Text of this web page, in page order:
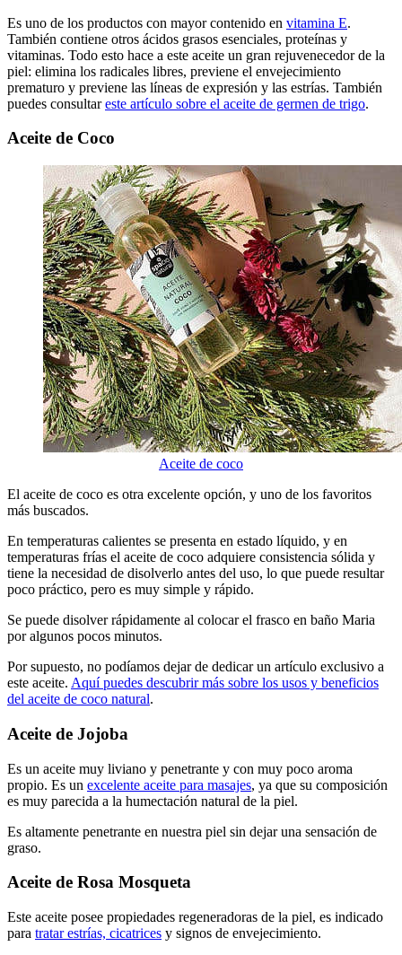
Es uno de los productos con mayor contenido en vitamina E.
También contiene otros ácidos grasos esenciales, proteínas y
vitaminas. Todo esto hace a este aceite un gran rejuvenecedor de la
piel: elimina los radicales libres, previene el envejecimiento
prematuro y previene las líneas de expresión y las estrías. También
puedes consultareste artículo sobre el aceite de germen de trigo.
Aceite de Coco
Aceite de coco
El aceite de coco es otra excelente opción, y uno de los favoritos
más buscados.
En temperaturas calientes se presenta en estado líquido, y en
temperaturas frías el aceite de coco adquiere consistencia sólida y
tiene la necesidad de disolverlo antes del uso, lo que puede resultar
poco práctico, pero es muy simple y rápido.
Se puede disolver rápidamente al colocar el frasco en baño Maria
por algunos pocos minutos.
Por supuesto, no podíamos dejar de dedicar un artículo exclusivo a
este aceite. Aquí puedes descubrir más sobre los usos y beneficios
del aceite de coco natural.
Aceite de Jojoba
Es un aceite muy liviano y penetrante y con muy poco aroma
propio. Es un excelente aceite para masajes, ya que su composición
es muy parecida a la humectación natural de la piel.
Es altamente penetrante en nuestra piel sin dejar una sensación de
graso.
Aceite de Rosa Mosqueta
Este aceite posee propiedades regeneradoras de la piel, es indicado
para tratar estrías, cicatrices y signos de envejecimiento.